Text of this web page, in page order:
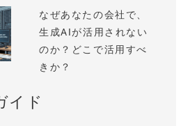
なぜあなたの会社で、
生成AIが活用されない
のか？どこで活用すべ
きか？
イド